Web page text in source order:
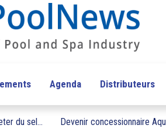
Agenda Distributeurs
du sel... Devenir concessionnaire